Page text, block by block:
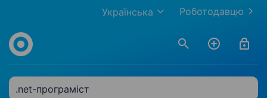
Роботодавцю
Українська
.net-програміст